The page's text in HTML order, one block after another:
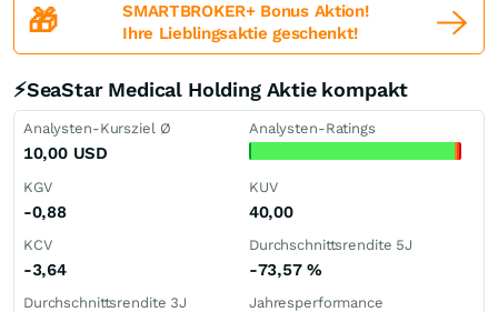
🎁
SMARTBROKER+ Bonus Aktion!
Ihre Lieblingsaktie geschenkt!
⚡SeaStar Medical Holding Aktie kompakt
Analysten-Kursziel Ø
10,00 USD
Analysten-Ratings
KGV
-0,88
KUV
40,00
KCV
-3,64
Durchschnittsrendite 5J
-73,57 %
Durchschnittsrendite 3J Jahresperformance